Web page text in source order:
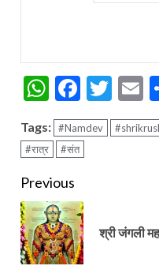
Tags: #Namdev
#रात्र
#संत
Continue
Previous
श्री जंगली